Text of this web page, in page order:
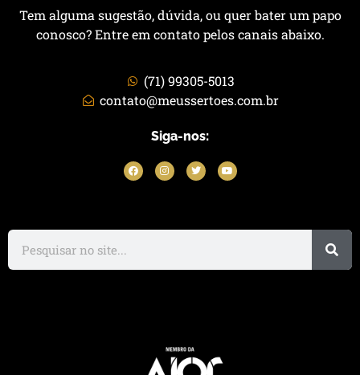
Tem alguma sugestão, dúvida, ou quer bater um papo
conosco? Entre em contato pelos canais abaixo.
(71) 99305-5013
contato@meussertoes.com.br
Siga-nos: